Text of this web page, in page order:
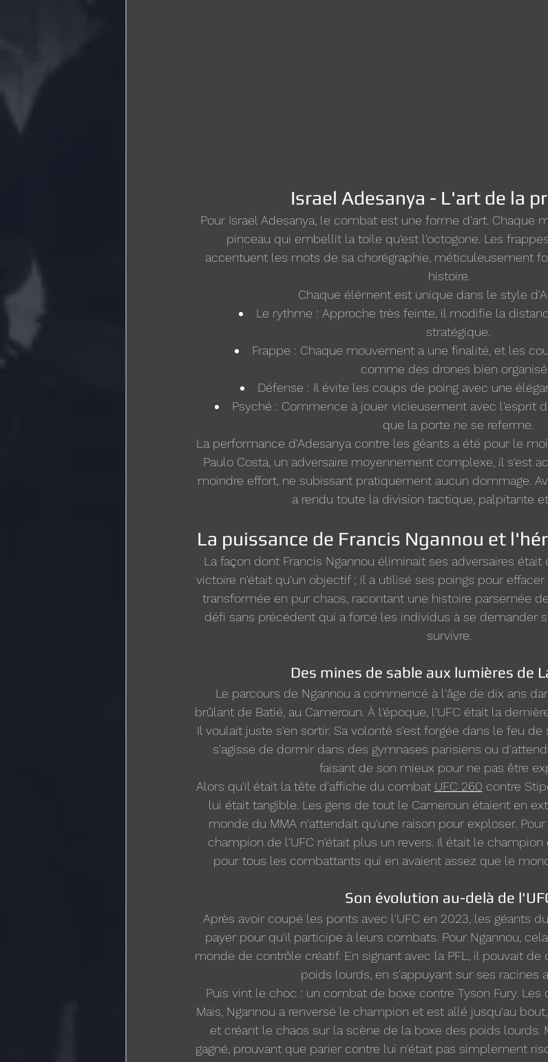
Israel Adesanya - L'art de la
Pour Israel Adesanya, le combat est une forme d'art. Chaque
pinceau qui embellit la toile qu'est l'octogone. Les
accentuent les mots de sa chorégraphie, méticuleusement
histoire.
Chaque élément est unique dans le style
Le rythme : Approche très feinte, il modifie la
stratégique.
Frappe : Chaque mouvement a une finalité, et les
comme des drones bien
Défense : Il évite les coups de poing avec une
Psyché : Commence à jouer vicieusement avec l'esprit
que la porte ne se referme.
La performance d'Adesanya contre les géants a été pour le
Paulo Costa, un adversaire moyennement complexe, il s'est
moindre effort, ne subissant pratiquement aucun dommage.
a rendu toute la division tactique, palpitante
La puissance de Francis Ngannou et
La façon dont Francis Ngannou éliminait ses adversaires
victoire n'était qu'un objectif ; il a utilisé ses poings pour
transformée en pur chaos, racontant une histoire parsemée
défi sans précédent qui a forcé les individus à se demander
survivre.
Des mines de sable aux lumières de
Le parcours de Ngannou a commencé à l'âge de dix ans
brûlant de Batié, au Cameroun. À l'époque, l'UFC était la
Il voulait juste s'en sortir. Sa volonté s'est forgée dans le feu
s'agisse de dormir dans des gymnases parisiens ou
faisant de son mieux pour ne pas être
Alors qu'il était la tête d'affiche du combat UFC 260 contre
lui était tangible. Les gens de tout le Cameroun étaient en
monde du MMA n'attendait qu'une raison pour exploser.
champion de l'UFC n'était plus un revers. Il était le
pour tous les combattants qui en avaient assez que le
Son évolution au-delà de
Après avoir coupé les ponts avec l'UFC en 2023, les géants
payer pour qu'il participe à leurs combats. Pour Ngannou,
monde de contrôle créatif. En signant avec la PFL, il pouvait de
poids lourds, en s'appuyant sur ses racines
Puis vint le choc : un combat de boxe contre Tyson Fury. Les
Mais, Ngannou a renversé le champion et est allé jusqu'au
et créant le chaos sur la scène de la boxe des poids lourds.
gagné, prouvant que parier contre lui n'était pas simplement